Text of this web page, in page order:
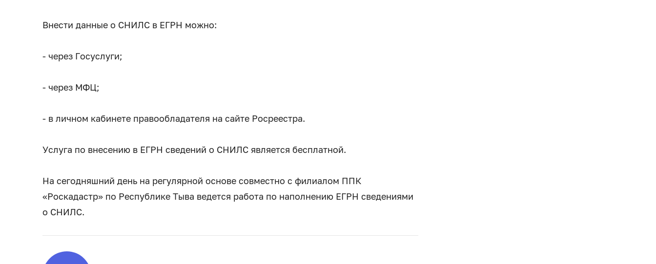
Внести данные о СНИЛС в ЕГРН можно:
- через Госуслуги;
- через МФЦ;
- в личном кабинете правообладателя на сайте Росреестра.
Услуга по внесению в ЕГРН сведений о СНИЛС является бесплатной.
На сегодняшний день на регулярной основе совместно с филиалом ППК
«Роскадастр» по Республике Тыва ведется работа по наполнению ЕГРН сведениями
о СНИЛС.